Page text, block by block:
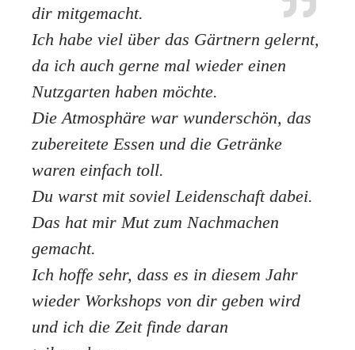
dir mitgemacht.
Ich habe viel über das Gärtnern gelernt,
da ich auch gerne mal wieder einen
Nutzgarten haben möchte.
Die Atmosphäre war wunderschön, das
zubereitete Essen und die Getränke
waren einfach toll.
Du warst mit soviel Leidenschaft dabei.
Das hat mir Mut zum Nachmachen
gemacht.
Ich hoffe sehr, dass es in diesem Jahr
wieder Workshops von dir geben wird
und ich die Zeit finde daran